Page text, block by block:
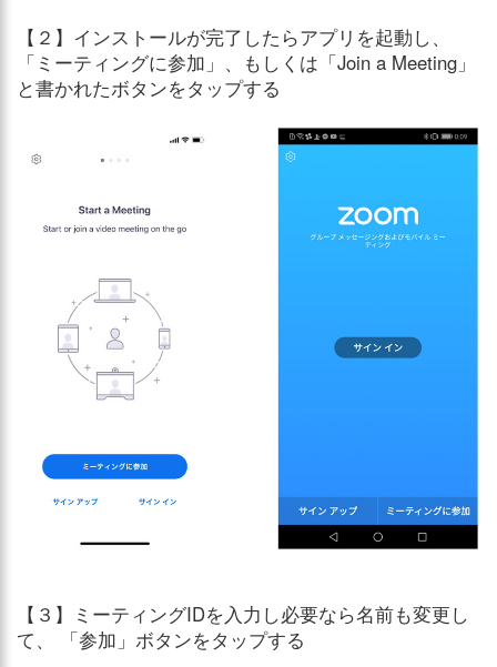
【２】インストールが完了したらアプリを起動し、
「ミーティングに参加」、もしくは「Join a Meeting」
と書かれたボタンをタップする
【３】ミーティングIDを入力し必要なら名前も変更し
て、 「参加」ボタンをタップする